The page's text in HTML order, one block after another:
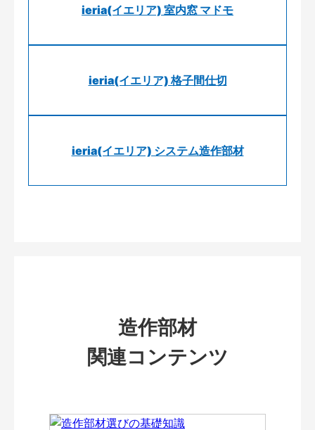
ieria(イエリア) 室内窓 マドモ
ieria(イエリア) 格子間仕切
ieria(イエリア) システム造作部材
造作部材
関連コンテンツ